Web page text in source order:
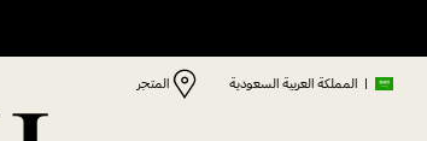
| المملكة العربية السعودية المتجر